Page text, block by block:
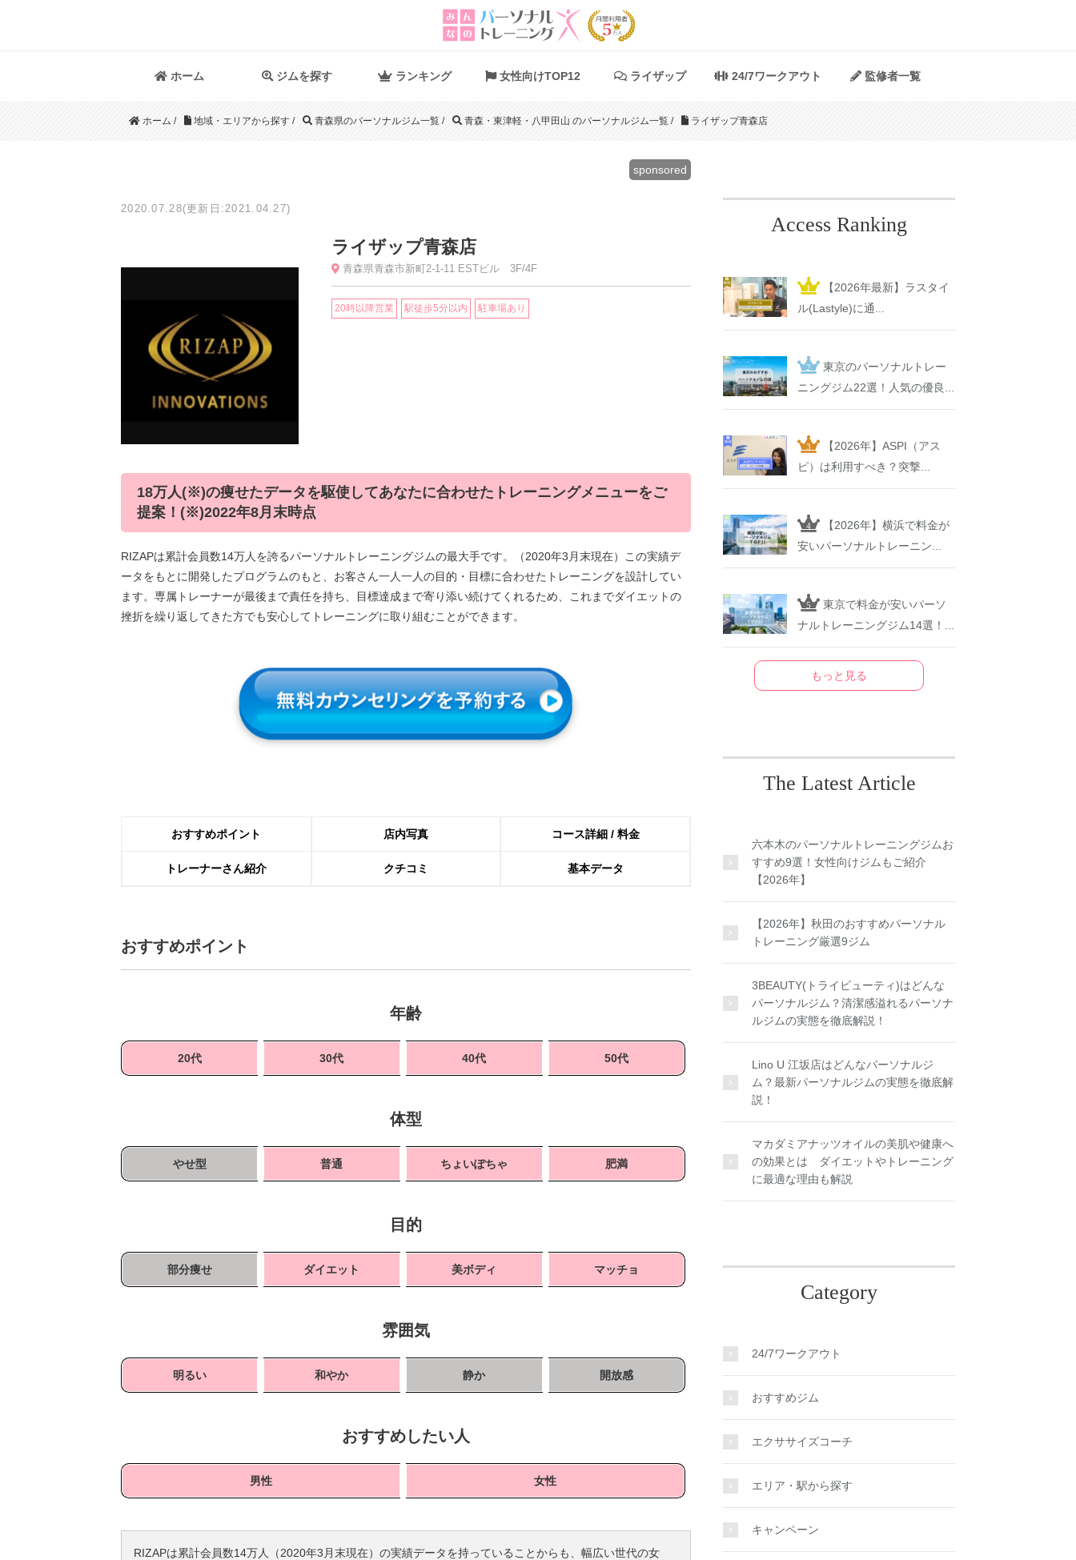
ホーム ジムを探す ランキング 女性向けTOP12 ライザップ 24/7ワークアウト 監修者一覧
ホーム / 地域・エリアから探す / 青森県のパーソナルジム一覧 / 青森・東津軽・八甲田山 のパーソナルジム一覧 / ライザップ青森店
sponsored
2020.07.28(更新日:2021.04.27)
ライザップ青森店
青森県青森市新町2-1-11 ESTビル 3F/4F
20時以降営業 駅徒歩5分以内 駐車場あり
18万人(※)の痩せたデータを駆使してあなたに合わせたトレーニングメニューをご
提案！(※)2022年8月末時点
RIZAPは累計会員数14万人を誇るパーソナルトレーニングジムの最大手です。（2020年3月末現在）この実績デ
ータをもとに開発したプログラムのもと、お客さん一人一人の目的・目標に合わせたトレーニングを設計してい
ます。専属トレーナーが最後まで責任を持ち、目標達成まで寄り添い続けてくれるため、これまでダイエットの
挫折を繰り返してきた方でも安心してトレーニングに取り組むことができます。
おすすめポイント 店内写真 コース詳細 / 料金
トレーナーさん紹介 クチコミ 基本データ
おすすめポイント
年齢
20代 30代 40代 50代
体型
やせ型 普通 ちょいぽちゃ 肥満
目的
部分痩せ ダイエット 美ボディ マッチョ
雰囲気
明るい 和やか 静か 開放感
おすすめしたい人
男性 女性
RIZAPは累計会員数14万人（2020年3月末現在）の実績データを持っていることからも、幅広い世代の女
Access Ranking
【2026年最新】ラスタイ
ル(Lastyle)に通...
東京のパーソナルトレー
ニングジム22選！人気の優良...
【2026年】ASPI（アス
ピ）は利用すべき？突撃...
【2026年】横浜で料金が
安いパーソナルトレーニン...
東京で料金が安いパーソ
ナルトレーニングジム14選！...
もっと見る
The Latest Article
六本木のパーソナルトレーニングジムお
すすめ9選！女性向けジムもご紹介
【2026年】
【2026年】秋田のおすすめパーソナル
トレーニング厳選9ジム
3BEAUTY(トライビューティ)はどんな
パーソナルジム？清潔感溢れるパーソナ
ルジムの実態を徹底解説！
Lino U 江坂店はどんなパーソナルジ
ム？最新パーソナルジムの実態を徹底解
説！
マカダミアナッツオイルの美肌や健康へ
の効果とは ダイエットやトレーニング
に最適な理由も解説
Category
24/7ワークアウト
おすすめジム
エクササイズコーチ
エリア・駅から探す
キャンペーン